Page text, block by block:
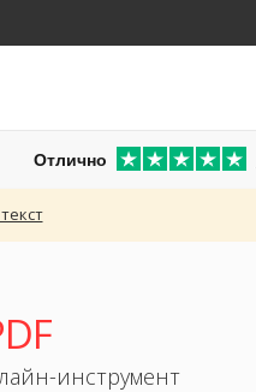
Отлично
инструмент